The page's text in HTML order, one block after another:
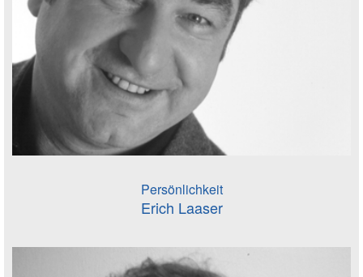
Persönlichkeit
Erich Laaser